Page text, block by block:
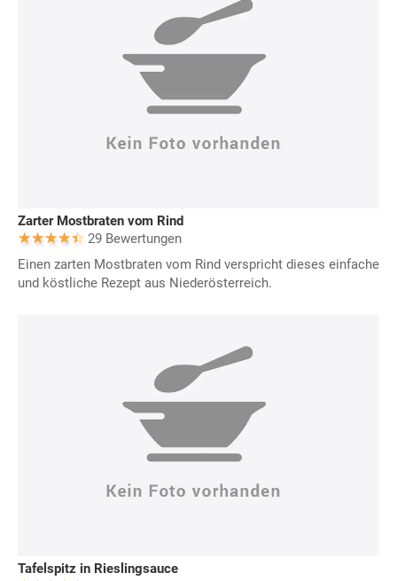
Zarter Mostbraten vom Rind
29 Bewertungen
Einen zarten Mostbraten vom Rind verspricht dieses einfache
und köstliche Rezept aus Niederösterreich.
Tafelspitz in Rieslingsauce